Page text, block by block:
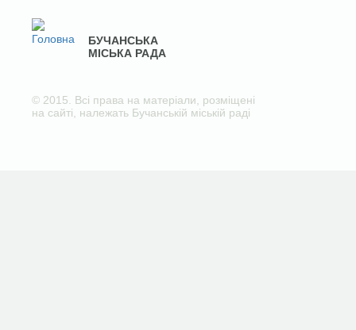
БУЧАНСЬКА
МІСЬКА РАДА
© 2015. Всі права на матеріали, розміщені
на сайті, належать Бучанській міській раді